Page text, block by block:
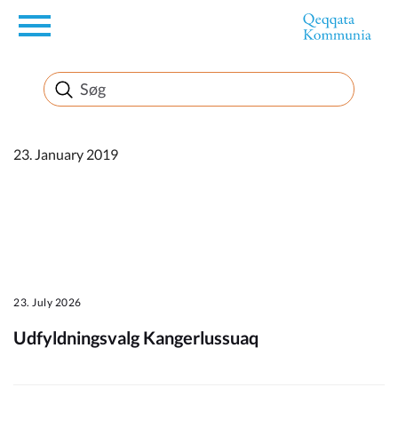
en
Borger
Erhverv
23. January 2019
23. July 2026
Udfyldningsvalg Kangerlussuaq